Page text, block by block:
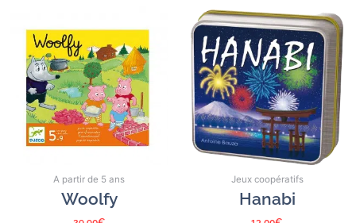
A partir de 5 ans
Woolfy
Jeux coopératifs
Hanabi